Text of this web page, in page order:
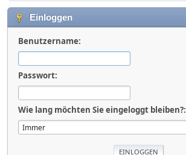
Einloggen
Benutzername:
Passwort:
Wie lang möchten Sie eingeloggt bleiben?: